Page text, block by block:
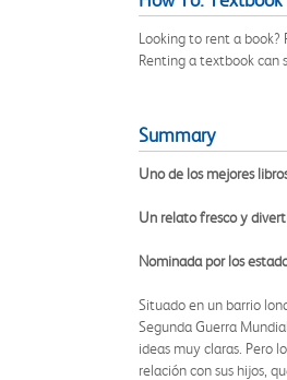
Looking to rent a
Renting a textbook can
Summary
Uno de los mejores
Un relato fresco y
Nominada por los
Situado en un barrio
Segunda Guerra
ideas muy claras. Pero
relación con sus hijos,